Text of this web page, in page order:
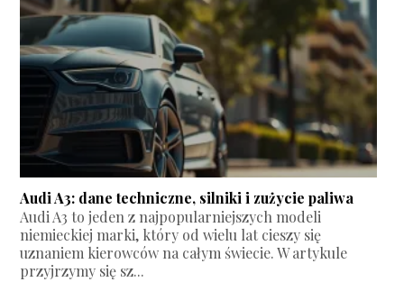
Audi A3: dane techniczne, silniki i zużycie paliwa
Audi A3 to jeden z najpopularniejszych modeli
niemieckiej marki, który od wielu lat cieszy się
uznaniem kierowców na całym świecie. W artykule
przyjrzymy się sz...